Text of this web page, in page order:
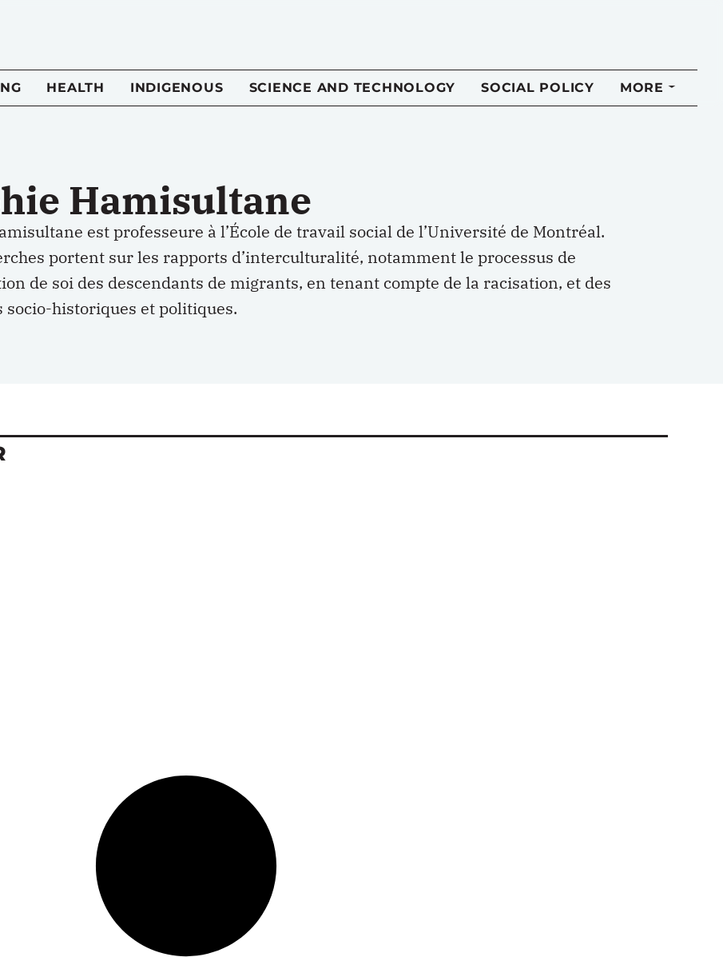
HEALTH INDIGENOUS SCIENCE AND TECHNOLOGY SOCIAL POLICY MORE
Hamisultane
est professeure à l’École de travail social de l’Université de Montréal.
portent sur les rapports d’interculturalité, notamment le processus de
de soi des descendants de migrants, en tenant compte de la racisation, et des
socio-historiques et politiques.